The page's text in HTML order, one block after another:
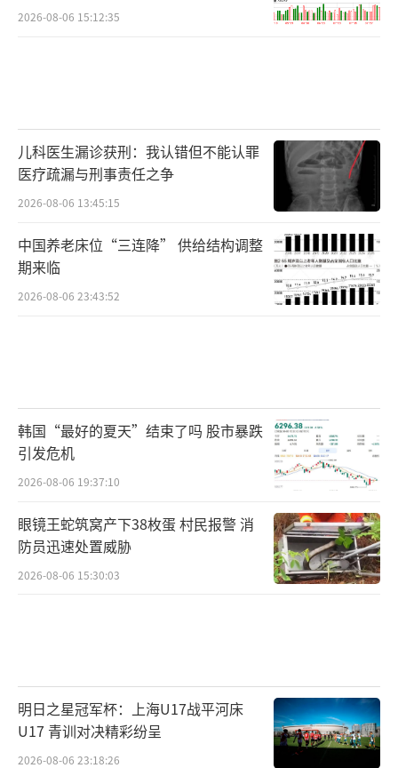
2026-08-06 15:12:35
儿科医生漏诊获刑：我认错但不能认罪
医疗疏漏与刑事责任之争
2026-08-06 13:45:15
中国养老床位“三连降” 供给结构调整
期来临
2026-08-06 23:43:52
韩国“最好的夏天”结束了吗 股市暴跌
引发危机
2026-08-06 19:37:10
眼镜王蛇筑窝产下38枚蛋 村民报警 消
防员迅速处置威胁
2026-08-06 15:30:03
明日之星冠军杯：上海U17战平河床
U17 青训对决精彩纷呈
2026-08-06 23:18:26